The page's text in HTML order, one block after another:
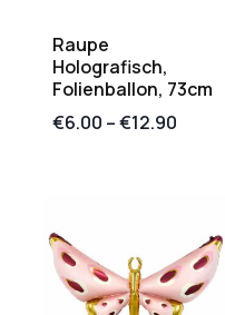
Raupe
Holografisch,
Folienballon, 73cm
€6.00 –€12.90